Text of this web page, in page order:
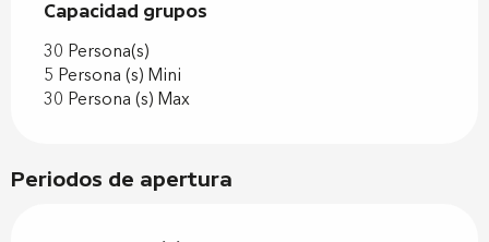
Capacidad grupos
Capacidad grupos
30 Persona(s)
5 Persona (s) Mini
30 Persona (s) Max
Periodos de apertura